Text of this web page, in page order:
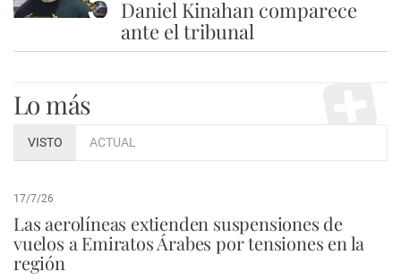
Daniel Kinahan comparece
ante el tribunal
Lo más
VISTO ACTUAL
17/7/26
Las aerolíneas extienden suspensiones de
vuelos a Emiratos Árabes por tensiones en la
región